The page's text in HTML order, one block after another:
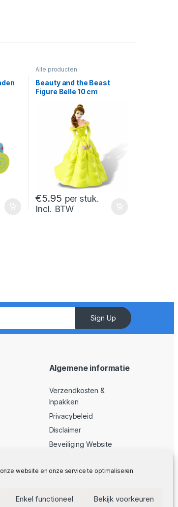
website en onze service te optimaliseren.
Enkel functioneel Bekijk voorkeuren
Alle producten
Beauty and the Beast
Figure Belle 10 cm
€5.95 per stuk.
Incl. BTW
Sign Up
Algemene informatie
Verzendkosten &
Inpakken
Privacybeleid
Disclaimer
Beveiliging Website